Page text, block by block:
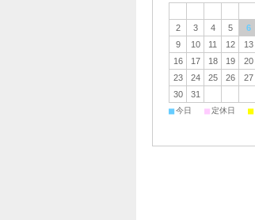
2
3 4 5 6
9
10 11 12 13
16
17 18 19 20
23
24 25 26 27
30
31
■今日 ■定休日 ■